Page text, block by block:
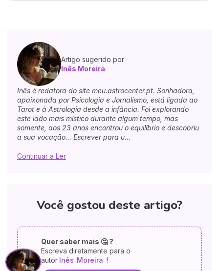
Artigo sugerido por
Inês Moreira
Inês é redatora do site meu.astrocenter.pt. Sonhadora,
apaixonada por Psicologia e Jornalismo, está ligada ao
Tarot e à Astrologia desde a infância. Foi explorando
este lado mais místico durante algum tempo, mas
somente, aos 23 anos encontrou o equilíbrio e descobriu
a sua vocação... Escrever para u...
Continuar a Ler
Você gostou deste artigo?
Quer saber mais 🤔 ?
Escreva diretamente para o
autor Inês Moreira !